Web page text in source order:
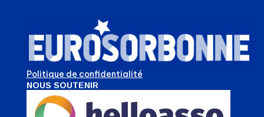
Politique de confidentialité
NOUS SOUTENIR